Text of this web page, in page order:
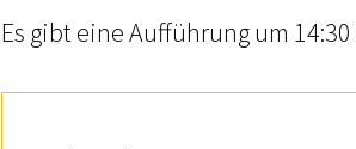
Es gibt eine Aufführung um